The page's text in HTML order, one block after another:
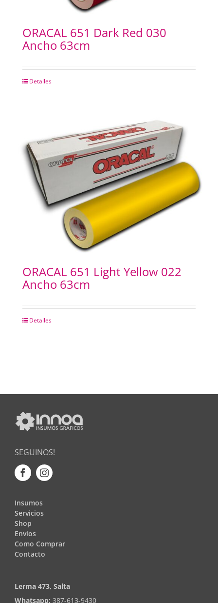
ORACAL 651 Dark Red 030
Ancho 63cm
Detalles
ORACAL 651 Light Yellow 022
Ancho 63cm
Detalles
SEGUINOS!
Insumos
Servicios
Shop
Envíos
Como Comprar
Contacto
Lerma 473, Salta
Whatsapp: 387-613-9430